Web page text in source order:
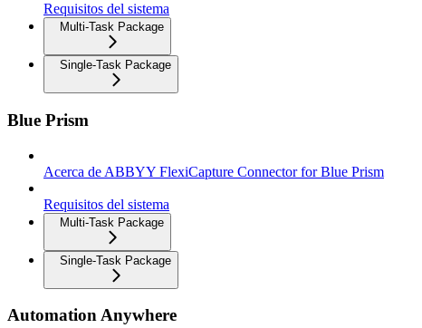
Requisitos del sistema
Multi-Task Package
Single-Task Package
Blue Prism
Acerca de ABBYY FlexiCapture Connector for Blue Prism
Requisitos del sistema
Multi-Task Package
Single-Task Package
Automation Anywhere